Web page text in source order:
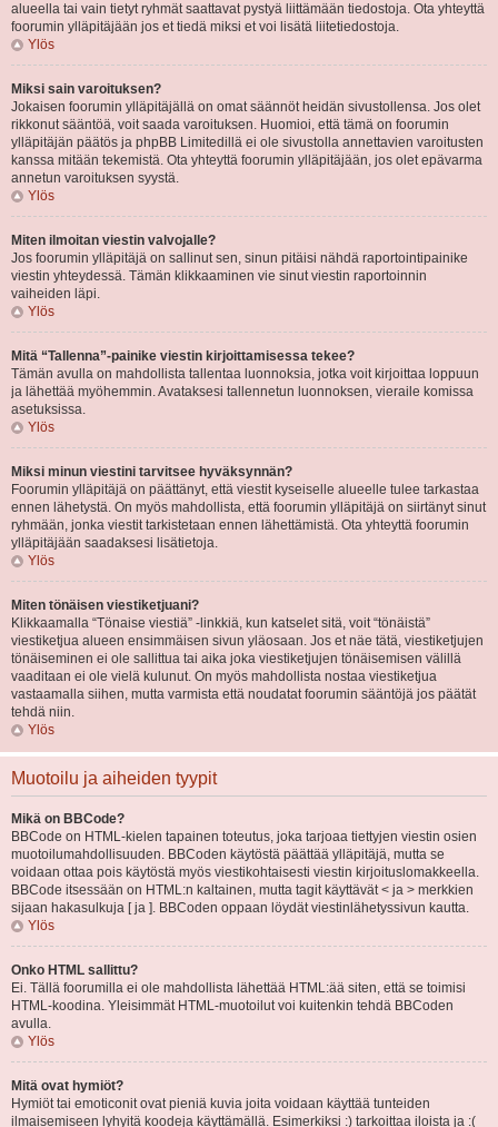
alueella tai vain tietyt ryhmät saattavat pystyä liittämään tiedostoja. Ota yhteyttä
foorumin ylläpitäjään jos et tiedä miksi et voi lisätä liitetiedostoja.
Ylös
Miksi sain varoituksen?
Jokaisen foorumin ylläpitäjällä on omat säännöt heidän sivustollensa. Jos olet
rikkonut sääntöä, voit saada varoituksen. Huomioi, että tämä on foorumin
ylläpitäjän päätös ja phpBB Limitedillä ei ole sivustolla annettavien varoitusten
kanssa mitään tekemistä. Ota yhteyttä foorumin ylläpitäjään, jos olet epävarma
annetun varoituksen syystä.
Ylös
Miten ilmoitan viestin valvojalle?
Jos foorumin ylläpitäjä on sallinut sen, sinun pitäisi nähdä raportointipainike
viestin yhteydessä. Tämän klikkaaminen vie sinut viestin raportoinnin
vaiheiden läpi.
Ylös
Mitä “Tallenna”-painike viestin kirjoittamisessa tekee?
Tämän avulla on mahdollista tallentaa luonnoksia, jotka voit kirjoittaa loppuun
ja lähettää myöhemmin. Avataksesi tallennetun luonnoksen, vieraile komissa
asetuksissa.
Ylös
Miksi minun viestini tarvitsee hyväksynnän?
Foorumin ylläpitäjä on päättänyt, että viestit kyseiselle alueelle tulee tarkastaa
ennen lähetystä. On myös mahdollista, että foorumin ylläpitäjä on siirtänyt sinut
ryhmään, jonka viestit tarkistetaan ennen lähettämistä. Ota yhteyttä foorumin
ylläpitäjään saadaksesi lisätietoja.
Ylös
Miten tönäisen viestiketjuani?
Klikkaamalla “Tönaise viestiä” -linkkiä, kun katselet sitä, voit “tönäistä”
viestiketjua alueen ensimmäisen sivun yläosaan. Jos et näe tätä, viestiketjujen
tönäiseminen ei ole sallittua tai aika joka viestiketjujen tönäisemisen välillä
vaaditaan ei ole vielä kulunut. On myös mahdollista nostaa viestiketjua
vastaamalla siihen, mutta varmista että noudatat foorumin sääntöjä jos päätät
tehdä niin.
Ylös
Muotoilu ja aiheiden tyypit
Mikä on BBCode?
BBCode on HTML-kielen tapainen toteutus, joka tarjoaa tiettyjen viestin osien
muotoilumahdollisuuden. BBCoden käytöstä päättää ylläpitäjä, mutta se
voidaan ottaa pois käytöstä myös viestikohtaisesti viestin kirjoituslomakkeella.
BBCode itsessään on HTML:n kaltainen, mutta tagit käyttävät < ja > merkkien
sijaan hakasulkuja [ ja ]. BBCoden oppaan löydät viestinlähetyssivun kautta.
Ylös
Onko HTML sallittu?
Ei. Tällä foorumilla ei ole mahdollista lähettää HTML:ää siten, että se toimisi
HTML-koodina. Yleisimmät HTML-muotoilut voi kuitenkin tehdä BBCoden
avulla.
Ylös
Mitä ovat hymiöt?
Hymiöt tai emoticonit ovat pieniä kuvia joita voidaan käyttää tunteiden
ilmaisemiseen lyhyitä koodeja käyttämällä. Esimerkiksi :) tarkoittaa iloista ja :(